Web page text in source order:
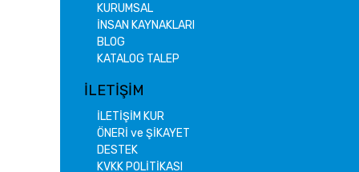
KURUMSAL
İNSAN KAYNAKLARI
BLOG
KATALOG TALEP
İLETİŞİM
İLETİŞİM KUR
ÖNERİ ve ŞİKAYET
DESTEK
KVKK POLİTİKASI